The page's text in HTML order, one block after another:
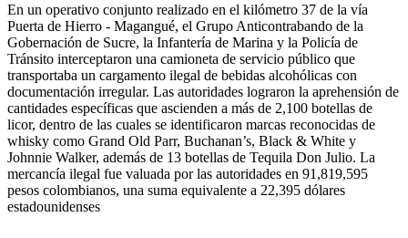
En un operativo conjunto realizado en el kilómetro 37 de la vía
Puerta de Hierro - Magangué, el Grupo Anticontrabando de la
Gobernación de Sucre, la Infantería de Marina y la Policía de
Tránsito interceptaron una camioneta de servicio público que
transportaba un cargamento ilegal de bebidas alcohólicas con
documentación irregular. Las autoridades lograron la aprehensión de
cantidades específicas que ascienden a más de 2,100 botellas de
licor, dentro de las cuales se identificaron marcas reconocidas de
whisky como Grand Old Parr, Buchanan’s, Black & White y
Johnnie Walker, además de 13 botellas de Tequila Don Julio. La
mercancía ilegal fue valuada por las autoridades en 91,819,595
pesos colombianos, una suma equivalente a 22,395 dólares
estadounidenses